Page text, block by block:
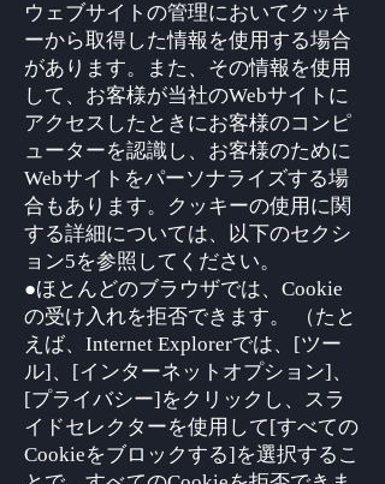
ウェブサイトの管理においてクッキ
ーから取得した情報を使用する場合
があります。また、その情報を使用
して、お客様が当社のWebサイトに
アクセスしたときにお客様のコンピ
ューターを認識し、お客様のために
Webサイトをパーソナライズする場
合もあります。クッキーの使用に関
する詳細については、以下のセクシ
ョン5を参照してください。
●ほとんどのブラウザでは、Cookie
の受け入れを拒否できます。 （たと
えば、Internet Explorerでは、[ツー
ル]、[インターネットオプション]、
[プライバシー]をクリックし、スラ
イドセレクターを使用して[すべての
Cookieをブロックする]を選択するこ